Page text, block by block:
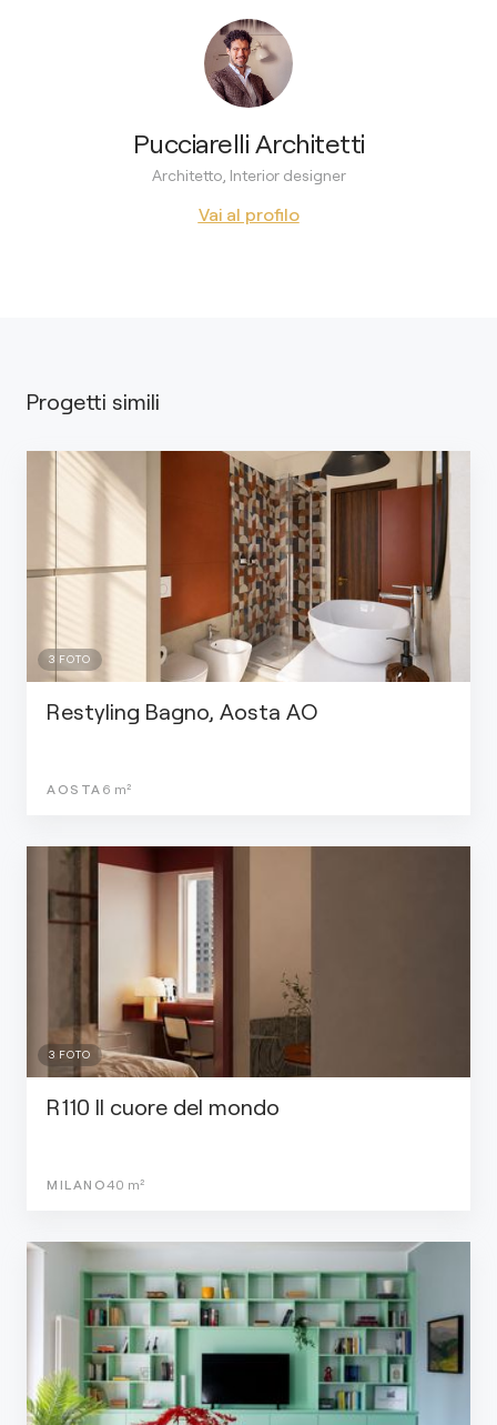
Pucciarelli Architetti
Architetto, Interior designer
Vai al profilo
Progetti simili
3 FOTO
Restyling Bagno, Aosta AO
AOSTA 6 m²
3 FOTO
R110 Il cuore del mondo
MILANO40 m²